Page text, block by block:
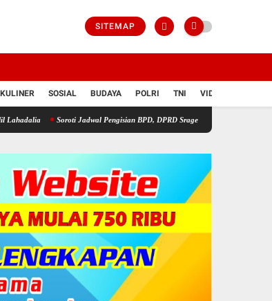
SITEMAP
KULINER SOSIAL BUDAYA POLRI TNI VIDIO
Soroti Jadwal Pengisian BPD, DPRD Sragen Waspadai Potensi Cacat Hukum